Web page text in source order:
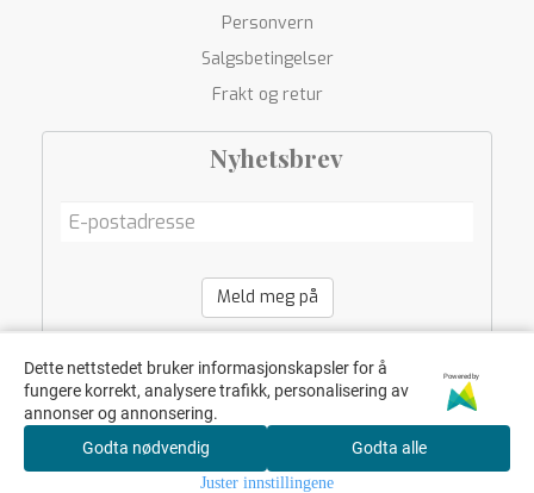
Personvern
Salgsbetingelser
Frakt og retur
Nyhetsbrev
Meld meg på
Dette nettstedet bruker informasjonskapsler for å
fungere korrekt, analysere trafikk, personalisering av
annonser og annonsering.
Powered by
Godta nødvendig Godta alle
Juster innstillingene